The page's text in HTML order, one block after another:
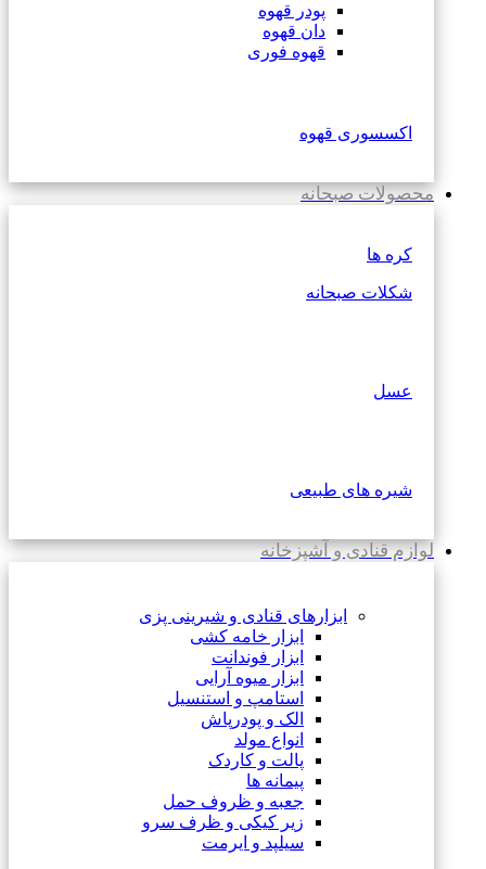
پودر قهوه
دان قهوه
قهوه فوری
اکسسوری قهوه
محصولات صبحانه
کره ها
شکلات صبحانه
عسل
شیره های طبیعی
لوازم قنادی و آشپزخانه
ابزارهای قنادی و شیرینی پزی
ابزار خامه کشی
ابزار فوندانت
ابزار میوه آرایی
استامپ و استنسیل
الک و پودرپاش
انواع مولد
پالت و کاردک
پیمانه ها
جعبه و ظروف حمل
زیر کیکی و ظرف سرو
سیلپد و ایرمت